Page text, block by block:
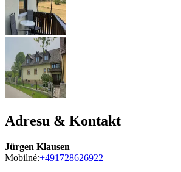
Adresu & Kontakt
Jürgen Klausen
Mobilné:+491728626922